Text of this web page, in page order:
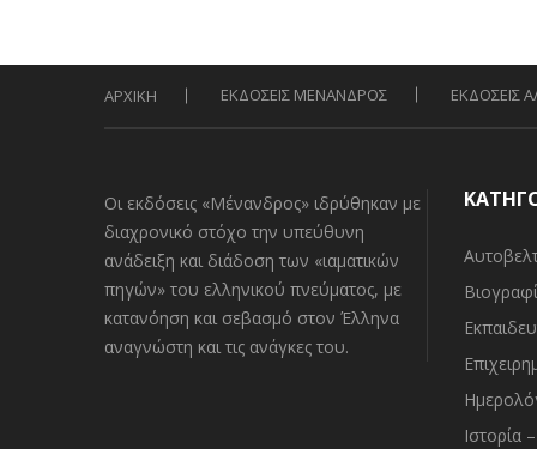
ΑΡΧΙΚΗ ΕΚΔΟΣΕΙΣ ΜΕΝΑΝΔΡΟΣ ΕΚΔΟΣΕΙΣ
Οι εκδόσεις «Μένανδρος» ιδρύθηκαν με
διαχρονικό στόχο την υπεύθυνη
ανάδειξη και διάδοση των «ιαματικών
πηγών» του ελληνικού πνεύματος, με
κατανόηση και σεβασμό στον Έλληνα
αναγνώστη και τις ανάγκες του.
Ιστορία